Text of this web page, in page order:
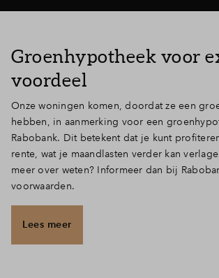
Groenhypotheek voor
voordeel
Onze woningen komen, doordat ze een
hebben, in aanmerking voor een
Rabobank. Dit betekent dat je kunt
rente, wat je maandlasten verder kan
meer over weten? Informeer dan bij
voorwaarden.
Lees meer